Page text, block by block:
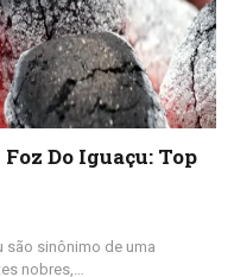
Do Iguaçu: Top
são sinônimo de uma
nobres,…